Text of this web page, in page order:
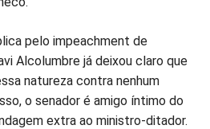
pelo impeachment de
Alcolumbre já deixou claro que
natureza contra nenhum
o senador é amigo íntimo do
extra ao ministro-ditador.